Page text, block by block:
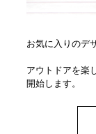
お気に入りのデ
アウトドアを楽
開始します。